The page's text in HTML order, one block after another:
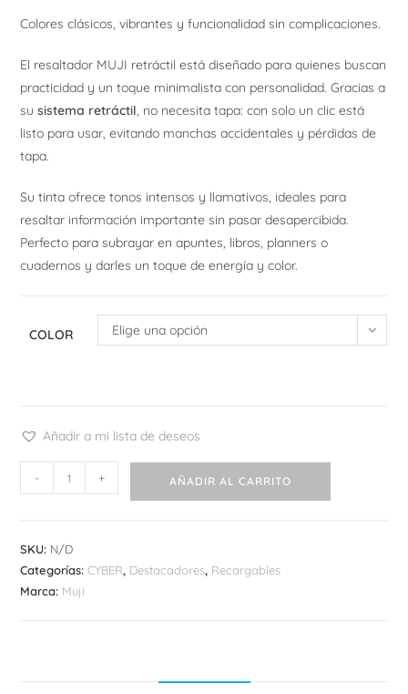
Colores clásicos, vibrantes y funcionalidad sin complicaciones.
El resaltador MUJI retráctil está diseñado para quienes buscan
practicidad y un toque minimalista con personalidad. Gracias a
susistema retráctil, no necesita tapa: con solo un clic está
listo para usar, evitando manchas accidentales y pérdidas de
tapa.
Su tinta ofrece tonos intensos y llamativos, ideales para
resaltar información importante sin pasar desapercibida.
Perfecto para subrayar en apuntes, libros, planners o
cuadernos y darles un toque de energía y color.
COLOR Elige una opción
Añadir a mi lista de deseos
Retráctil
cantidad
- + AÑADIR AL CARRITO
SKU: N/D
Categorías:CYBER, Destacadores, Recargables
Marca: Muji